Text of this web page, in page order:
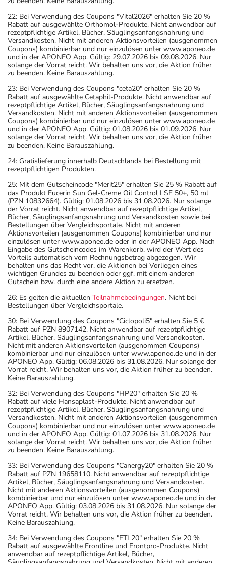
22: Bei Verwendung des Coupons "Vital2026" erhalten Sie 20 %
Rabatt auf ausgewählte Orthomol-Produkte. Nicht anwendbar auf
rezeptpflichtige Artikel, Bücher, Säuglingsanfangsnahrung und
Versandkosten. Nicht mit anderen Aktionsvorteilen (ausgenommen
Coupons) kombinierbar und nur einzulösen unter www.aponeo.de
und in der APONEO App. Gültig: 29.07.2026 bis 09.08.2026. Nur
solange der Vorrat reicht. Wir behalten uns vor, die Aktion früher
zu beenden. Keine Barauszahlung.
23: Bei Verwendung des Coupons "ceta20" erhalten Sie 20 %
Rabatt auf ausgewählte Cetaphil-Produkte. Nicht anwendbar auf
rezeptpflichtige Artikel, Bücher, Säuglingsanfangsnahrung und
Versandkosten. Nicht mit anderen Aktionsvorteilen (ausgenommen
Coupons) kombinierbar und nur einzulösen unter www.aponeo.de
und in der APONEO App. Gültig: 01.08.2026 bis 01.09.2026. Nur
solange der Vorrat reicht. Wir behalten uns vor, die Aktion früher
zu beenden. Keine Barauszahlung.
24: Gratislieferung innerhalb Deutschlands bei Bestellung mit
rezeptpflichtigen Produkten.
25: Mit dem Gutscheincode "Merit25" erhalten Sie 25 % Rabatt auf
das Produkt Eucerin Sun Gel-Creme Oil Control LSF 50+, 50 ml
(PZN 10832664). Gültig: 01.08.2026 bis 31.08.2026. Nur solange
der Vorrat reicht. Nicht anwendbar auf rezeptpflichtige Artikel,
Bücher, Säuglingsanfangsnahrung und Versandkosten sowie bei
Bestellungen über Vergleichsportale. Nicht mit anderen
Aktionsvorteilen (ausgenommen Coupons) kombinierbar und nur
einzulösen unter www.aponeo.de oder in der APONEO App. Nach
Eingabe des Gutscheincodes im Warenkorb, wird der Wert des
Vorteils automatisch vom Rechnungsbetrag abgezogen. Wir
behalten uns das Recht vor, die Aktionen bei Vorliegen eines
wichtigen Grundes zu beenden oder ggf. mit einem anderen
Gutschein bzw. durch eine andere Aktion zu ersetzen.
26: Es gelten die aktuellen Teilnahmebedingungen. Nicht bei
Bestellungen über Vergleichsportale.
30: Bei Verwendung des Coupons "Ciclopoli5" erhalten Sie 5 €
Rabatt auf PZN 8907142. Nicht anwendbar auf rezeptpflichtige
Artikel, Bücher, Säuglingsanfangsnahrung und Versandkosten.
Nicht mit anderen Aktionsvorteilen (ausgenommen Coupons)
kombinierbar und nur einzulösen unter www.aponeo.de und in der
APONEO App. Gültig: 06.08.2026 bis 31.08.2026. Nur solange der
Vorrat reicht. Wir behalten uns vor, die Aktion früher zu beenden.
Keine Barauszahlung.
32: Bei Verwendung des Coupons "HP20" erhalten Sie 20 %
Rabatt auf viele Hansaplast-Produkte. Nicht anwendbar auf
rezeptpflichtige Artikel, Bücher, Säuglingsanfangsnahrung und
Versandkosten. Nicht mit anderen Aktionsvorteilen (ausgenommen
Coupons) kombinierbar und nur einzulösen unter www.aponeo.de
und in der APONEO App. Gültig: 01.07.2026 bis 31.08.2026. Nur
solange der Vorrat reicht. Wir behalten uns vor, die Aktion früher
zu beenden. Keine Barauszahlung.
33: Bei Verwendung des Coupons "Canergy20" erhalten Sie 20 %
Rabatt auf PZN 19658110. Nicht anwendbar auf rezeptpflichtige
Artikel, Bücher, Säuglingsanfangsnahrung und Versandkosten.
Nicht mit anderen Aktionsvorteilen (ausgenommen Coupons)
kombinierbar und nur einzulösen unter www.aponeo.de und in der
APONEO App. Gültig: 03.08.2026 bis 31.08.2026. Nur solange der
Vorrat reicht. Wir behalten uns vor, die Aktion früher zu beenden.
Keine Barauszahlung.
34: Bei Verwendung des Coupons "FTL20" erhalten Sie 20 %
Rabatt auf ausgewählte Frontline und Frontpro-Produkte. Nicht
anwendbar auf rezeptpflichtige Artikel, Bücher,